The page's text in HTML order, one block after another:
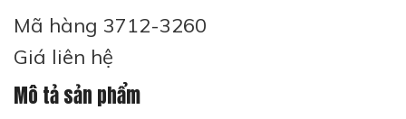
Mã hàng 3712-3260
Giá liên hệ
Mô tả sản phẩm